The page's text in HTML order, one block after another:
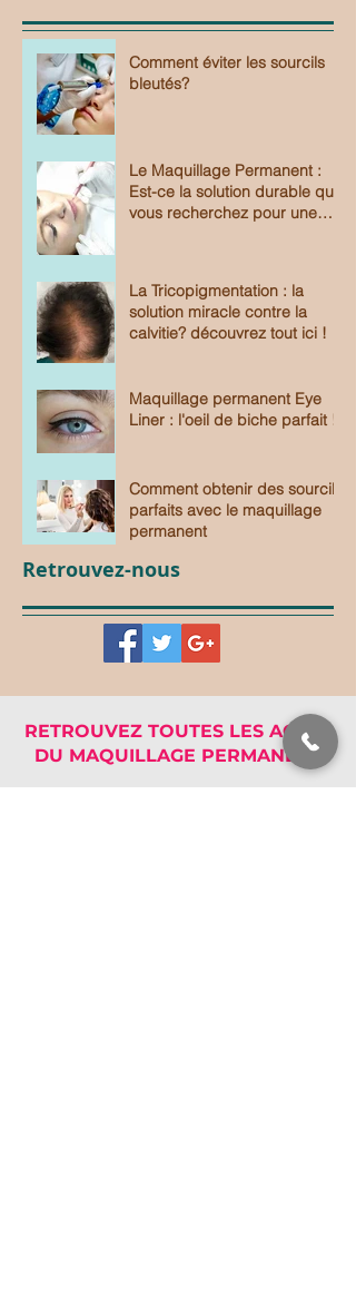
Comment éviter les sourcils
bleutés?
Le Maquillage Permanent :
Est-ce la solution durable que
vous recherchez pour une
La Tricopigmentation : la
solution miracle contre la
calvitie? découvrez tout ici !
Maquillage permanent Eye
Liner : l'oeil de biche parfait !
Comment obtenir des sourcils
parfaits avec le maquillage
permanent
Retrouvez-nous
RETROUVEZ TOUTES LES ACTUS
DU MAQUILLAGE PERMANENT